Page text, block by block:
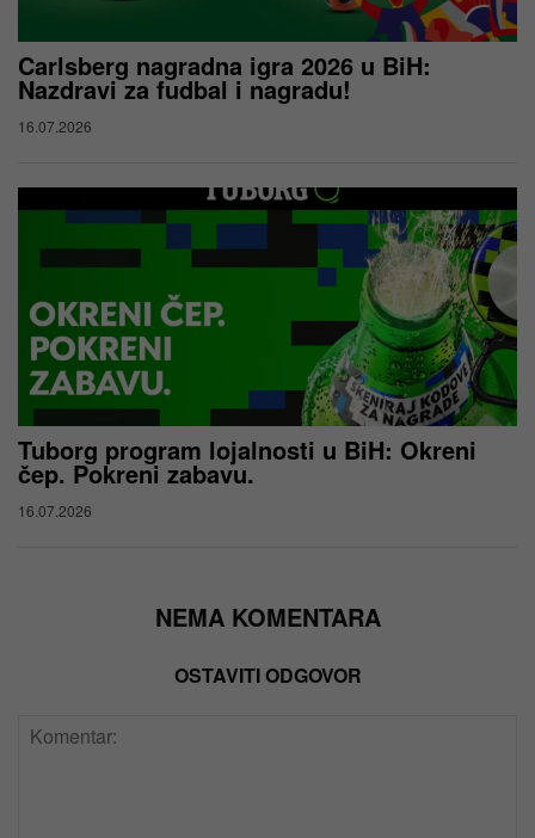
Carlsberg nagradna igra 2026 u BiH:
Nazdravi za fudbal i nagradu!
16.07.2026
Tuborg program lojalnosti u BiH: Okreni
čep. Pokreni zabavu.
16.07.2026
NEMA KOMENTARA
OSTAVITI ODGOVOR